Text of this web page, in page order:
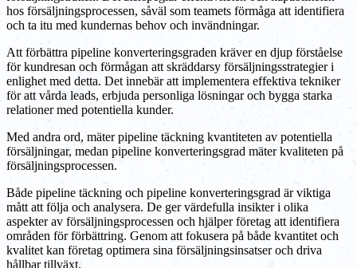
hos försäljningsprocessen, såväl som teamets förmåga att identifiera
och ta itu med kundernas behov och invändningar.
Att förbättra pipeline konverteringsgraden kräver en djup förståelse
för kundresan och förmågan att skräddarsy försäljningsstrategier i
enlighet med detta. Det innebär att implementera effektiva tekniker
för att vårda leads, erbjuda personliga lösningar och bygga starka
relationer med potentiella kunder.
Med andra ord, mäter pipeline täckning kvantiteten av potentiella
försäljningar, medan pipeline konverteringsgrad mäter kvaliteten på
försäljningsprocessen.
Både pipeline täckning och pipeline konverteringsgrad är viktiga
mått att följa och analysera. De ger värdefulla insikter i olika
aspekter av försäljningsprocessen och hjälper företag att identifiera
områden för förbättring. Genom att fokusera på både kvantitet och
kvalitet kan företag optimera sina försäljningsinsatser och driva
hållbar tillväxt.